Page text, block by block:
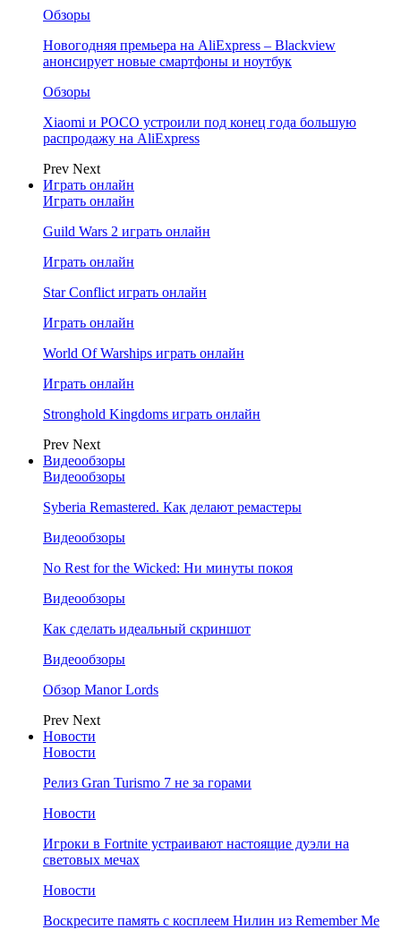
Обзоры
Новогодняя премьера на AliExpress – Blackview
анонсирует новые смартфоны и ноутбук
Обзоры
Xiaomi и POCO устроили под конец года большую
распродажу на AliExpress
Prev Next
Играть онлайн
Играть онлайн
Guild Wars 2 играть онлайн
Играть онлайн
Star Conflict играть онлайн
Играть онлайн
World Of Warships играть онлайн
Играть онлайн
Stronghold Kingdoms играть онлайн
Prev Next
Видеообзоры
Видеообзоры
Syberia Remastered. Как делают ремастеры
Видеообзоры
No Rest for the Wicked: Ни минуты покоя
Видеообзоры
Как сделать идеальный скриншот
Видеообзоры
Обзор Manor Lords
Prev Next
Новости
Новости
Релиз Gran Turismo 7 не за горами
Новости
Игроки в Fortnite устраивают настоящие дуэли на
световых мечах
Новости
Воскресите память с косплеем Нилин из Remember Me